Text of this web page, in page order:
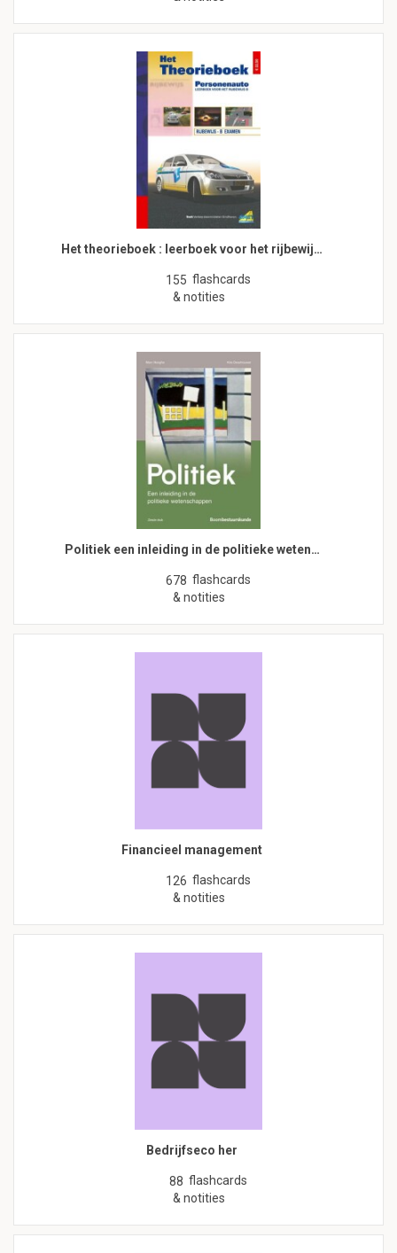
Het theorieboek : leerboek voor het rijbewij…
155 flashcards
& notities
Politiek een inleiding in de politieke weten…
678 flashcards
& notities
Financieel management
126 flashcards
& notities
Bedrijfseco her
88 flashcards
& notities